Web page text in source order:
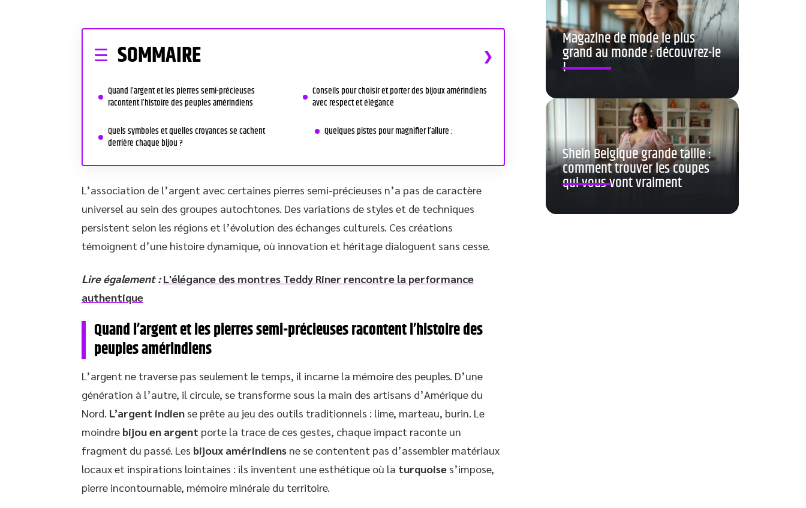
SOMMAIRE
Quand l’argent et les pierres semi-précieuses
racontent l’histoire des peuples amérindiens
Quels symboles et quelles croyances se cachent
derrière chaque bijou ?
Conseils pour choisir et porter des bijoux amérindiens
avec respect et élégance
Quelques pistes pour magnifier l’allure :
L’association de l’argent avec certaines pierres semi-précieuses n’a pas de caractère
universel au sein des groupes autochtones. Des variations de styles et de techniques
persistent selon les régions et l’évolution des échanges culturels. Ces créations
témoignent d’une histoire dynamique, où innovation et héritage dialoguent sans cesse.
Lire également : L'élégance des montres Teddy Riner rencontre la performance
authentique
Quand l’argent et les pierres semi-précieuses racontent l’histoire des
peuples amérindiens
L’argent ne traverse pas seulement le temps, il incarne la mémoire des peuples. D’une
génération à l’autre, il circule, se transforme sous la main des artisans d’Amérique du
Nord. L’argent indien se prête au jeu des outils traditionnels : lime, marteau, burin. Le
moindre bijou en argent porte la trace de ces gestes, chaque impact raconte un
fragment du passé. Les bijoux amérindiens ne se contentent pas d’assembler matériaux
locaux et inspirations lointaines : ils inventent une esthétique où la turquoise s’impose,
pierre incontournable, mémoire minérale du territoire.
Magazine de mode le plus
grand au monde : découvrez-le
!
Shein Belgique grande taille :
comment trouver les coupes
qui vous vont vraiment